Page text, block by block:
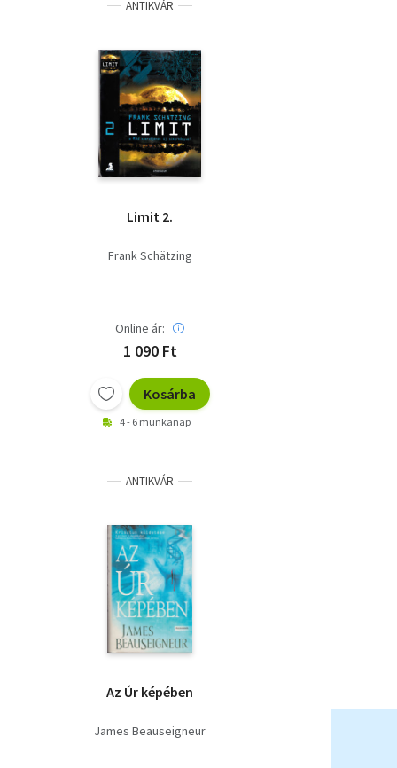
ANTIKVÁR
Limit 2.
Frank Schätzing
Online ár:
1 090 Ft
Kosárba
4 - 6 munkanap
ANTIKVÁR
Az Úr képében
James Beauseigneur